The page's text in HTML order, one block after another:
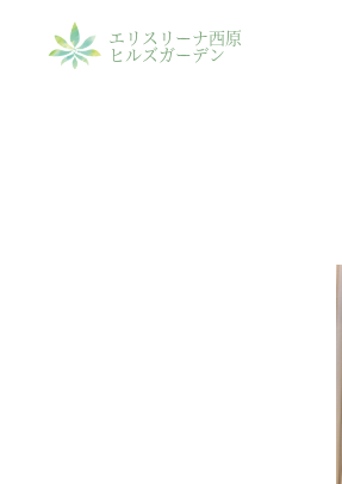
エリスリーナ西原
ヒルズガーデン